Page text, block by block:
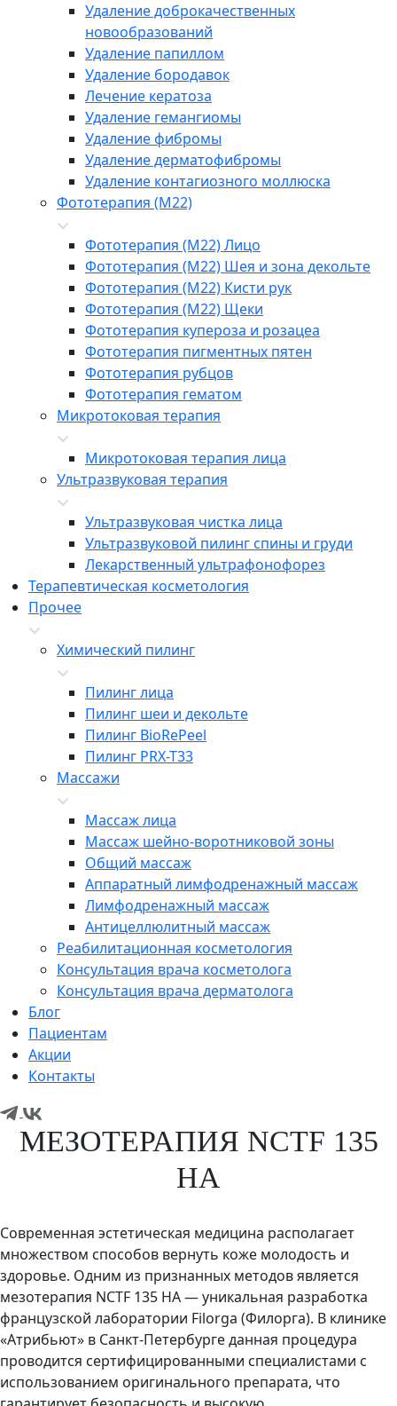
Удаление доброкачественных
новообразований
Удаление папиллом
Удаление бородавок
Лечение кератоза
Удаление гемангиомы
Удаление фибромы
Удаление дерматофибромы
Удаление контагиозного моллюска
Фототерапия (М22)
Фототерапия (М22) Лицо
Фототерапия (М22) Шея и зона декольте
Фототерапия (М22) Кисти рук
Фототерапия (М22) Щеки
Фототерапия купероза и розацеа
Фототерапия пигментных пятен
Фототерапия рубцов
Фототерапия гематом
Микротоковая терапия
Микротоковая терапия лица
Ультразвуковая терапия
Ультразвуковая чистка лица
Ультразвуковой пилинг спины и груди
Лекарственный ультрафонофорез
Терапевтическая косметология
Прочее
Химический пилинг
Пилинг лица
Пилинг шеи и декольте
Пилинг BioRePeel
Пилинг PRX-T33
Массажи
Массаж лица
Массаж шейно-воротниковой зоны
Общий массаж
Аппаратный лимфодренажный массаж
Лимфодренажный массаж
Антицеллюлитный массаж
Реабилитационная косметология
Консультация врача косметолога
Консультация врача дерматолога
Блог
Пациентам
Акции
Контакты
МЕЗОТЕРАПИЯ NCTF 135
HA
Современная эстетическая медицина располагает
множеством способов вернуть коже молодость и
здоровье. Одним из признанных методов является
мезотерапия NCTF 135 HA — уникальная разработка
французской лаборатории Filorga (Филорга). В клинике
«Атрибьют» в Санкт-Петербурге данная процедура
проводится сертифицированными специалистами с
использованием оригинального препарата, что